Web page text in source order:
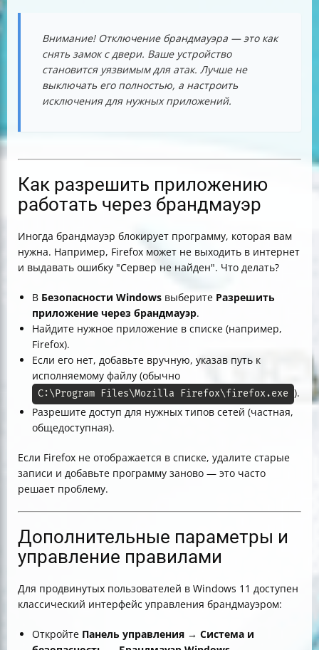
Внимание! Отключение брандмауэра — это как
снять замок с двери. Ваше устройство
становится уязвимым для атак. Лучше не
выключать его полностью, а настроить
исключения для нужных приложений.
Как разрешить приложению
работать через брандмауэр
Иногда брандмауэр блокирует программу, которая вам
нужна. Например, Firefox может не выходить в интернет
и выдавать ошибку "Сервер не найден". Что делать?
В Безопасности Windows выберите Разрешить
приложение через брандмауэр.
Найдите нужное приложение в списке (например,
Firefox).
Если его нет, добавьте вручную, указав путь к
исполняемому файлу (обычно
C:\Program Files\Mozilla Firefox\firefox.exe ).
Разрешите доступ для нужных типов сетей (частная,
общедоступная).
Если Firefox не отображается в списке, удалите старые
записи и добавьте программу заново — это часто
решает проблему.
Дополнительные параметры и
управление правилами
Для продвинутых пользователей в Windows 11 доступен
классический интерфейс управления брандмауэром:
Откройте Панель управления → Система и